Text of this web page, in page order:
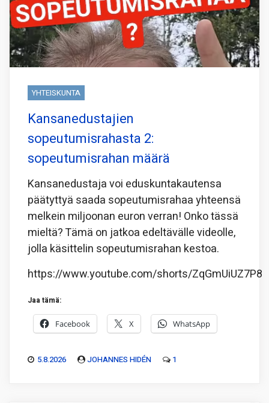
YHTEISKUNTA
Kansanedustajien
sopeutumisrahasta 2:
sopeutumisrahan määrä
Kansanedustaja voi eduskuntakautensa
päätyttyä saada sopeutumisrahaa yhteensä
melkein miljoonan euron verran! Onko tässä
mieltä? Tämä on jatkoa edeltävälle videolle,
jolla käsittelin sopeutumisrahan kestoa.
https://www.youtube.com/shorts/ZqGmUiUZ7P8
Jaa tämä:
Facebook X WhatsApp
5.8.2026 JOHANNES HIDÉN 1